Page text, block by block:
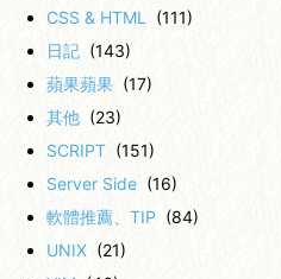
CSS & HTML
(111)
日記 (143)
蘋果蘋果 (17)
其他 (23)
SCRIPT (151)
Server Side (16)
軟體推薦、TIP (84)
UNIX (21)